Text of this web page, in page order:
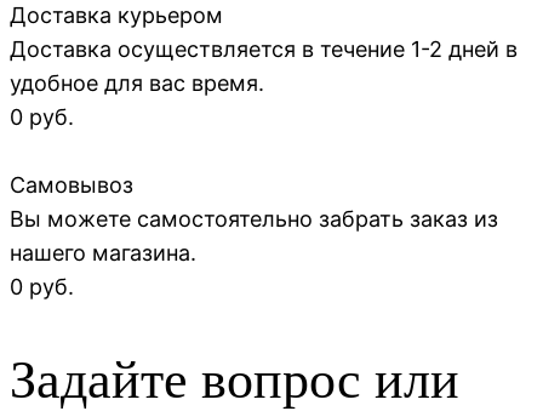
Доставка курьером
Доставка осуществляется в течение 1-2 дней в
удобное для вас время.
0 руб.
Самовывоз
Вы можете самостоятельно забрать заказ из
нашего магазина.
0 руб.
Задайте вопрос или